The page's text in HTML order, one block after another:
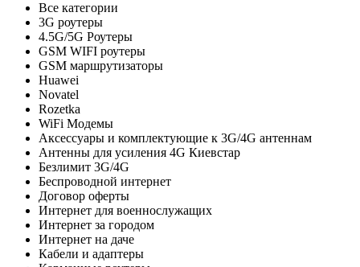
Все категории
3G роутеры
4.5G/5G Роутеры
GSM WIFI роутеры
GSM маршрутизаторы
Huawei
Novatel
Rozetka
WiFi Модемы
Аксессуары и комплектующие к 3G/4G антеннам
Антенны для усиления 4G Киевстар
Безлимит 3G/4G
Беспроводной интернет
Договор оферты
Интернет для военнослужащих
Интернет за городом
Интернет на даче
Кабели и адаптеры